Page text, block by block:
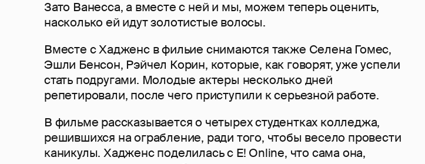
Зато Ванесса, а вместе с ней и мы, можем теперь оценить,
насколько ей идут золотистые волосы.
Вместе с Хадженс в фильие снимаются также Селена Гомес,
Эшли Бенсон, Рэйчел Корин, которые, как говорят, уже успели
стать подругами. Молодые актеры несколько дней
репетировали, после чего приступили к серьезной работе.
В фильме рассказывается о четырех студентках колледжа,
решившихся на ограбление, ради того, чтобы весело провести
каникулы. Хадженс поделилась с E! Online, что сама она,